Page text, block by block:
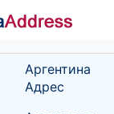
Аргентина
Адрес